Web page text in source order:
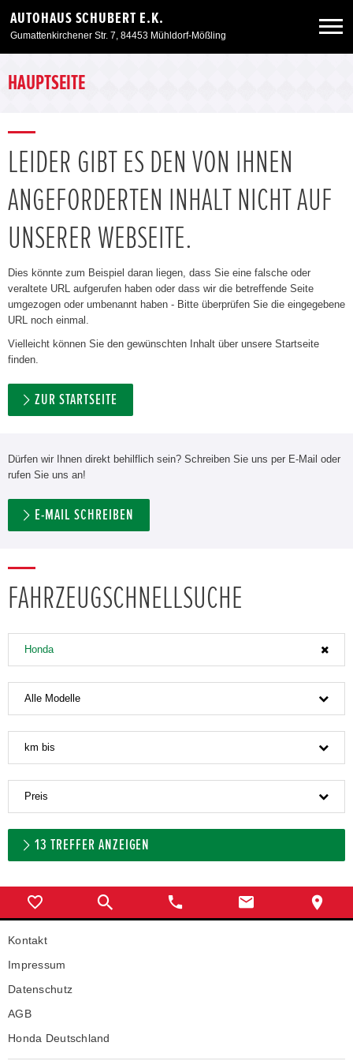
AUTOHAUS SCHUBERT E.K.
Gumattenkirchener Str. 7, 84453 Mühldorf-Mößling
Neuwagen
Angebote
Unser Autohaus
HAUPTSEITE
LEIDER GIBT ES DEN VON IHNEN
ANGEFORDERTEN INHALT NICHT AUF
UNSERER WEBSEITE.
Dies könnte zum Beispiel daran liegen, dass Sie eine falsche oder
veraltete URL aufgerufen haben oder dass wir die betreffende Seite
umgezogen oder umbenannt haben - Bitte überprüfen Sie die eingegebene
URL noch einmal.
Vielleicht können Sie den gewünschten Inhalt über unsere Startseite
finden.
ZUR STARTSEITE
Dürfen wir Ihnen direkt behilflich sein? Schreiben Sie uns per E-Mail oder
rufen Sie uns an!
E-MAIL SCHREIBEN
FAHRZEUGSCHNELLSUCHE
Honda
Alle Modelle
km bis
Preis
13 TREFFER ANZEIGEN
Kontakt
Impressum
Datenschutz
AGB
Honda Deutschland